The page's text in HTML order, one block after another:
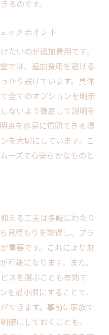
るのです。
ックポイント
たいのが追加費用です。
では、追加費用を避ける
かり設けています。具体
全てのオプションを明示
ないよう徹底して説明を
点を容易に質問できる環
を大切にしています。こ
ーズで心安らかなものと
える工夫は多岐にわたり
見積もりを取得し、プラ
重要です。これにより無
可能になります。また、
スを選ぶことも有効で
を最小限にすることで、
できます。事前に家族で
確にしておくことも、